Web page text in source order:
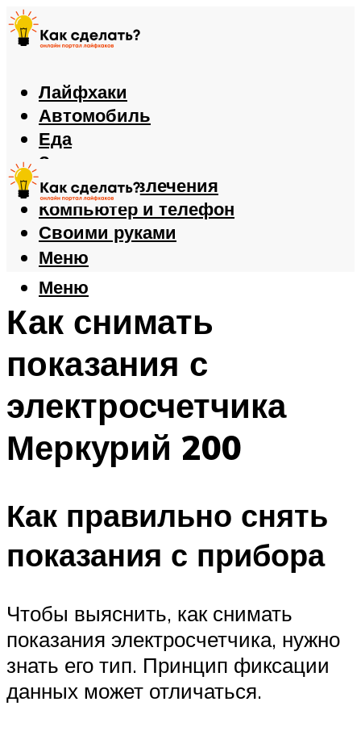
Лайфхаки
Автомобиль
Еда
Здоровье
Игры и развлечения
Компьютер и телефон
Своими руками
Меню
Меню
Как снимать
показания с
электросчетчика
Меркурий 200
Как правильно снять
показания с прибора
Чтобы выяснить, как снимать
показания электросчетчика, нужно
знать его тип. Принцип фиксации
данных может отличаться.